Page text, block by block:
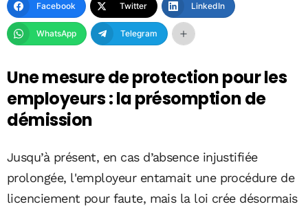
Facebook Twitter LinkedIn
WhatsApp Telegram
Une mesure de protection pour les
employeurs : la présomption de
démission
Jusqu’à présent, en cas d’absence injustifiée
prolongée, l'employeur entamait une procédure de
licenciement pour faute, mais la loi crée désormais